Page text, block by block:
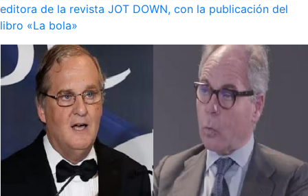
editora de la revista JOT DOWN, con la publicación del
libro «La bola»